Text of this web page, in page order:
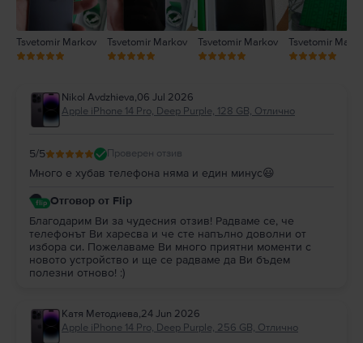
Tsvetomir Markov Tsvetomir Markov Tsvetomir Markov Tsvetomir
Nikol Avdzhieva,06 Jul 2026
Apple iPhone 14 Pro, Deep Purple, 128 GB, Отлично
5/5 Проверен отзив
Много е хубав телефона няма и един минус😃
Отговор от Flip
Благодарим Ви за чудесния отзив! Радваме се, че
телефонът Ви харесва и че сте напълно доволни от
избора си. Пожелаваме Ви много приятни моменти с
новото устройство и ще се радваме да Ви бъдем
полезни отново! :)
Катя Методиева,24 Jun 2026
Apple iPhone 14 Pro, Deep Purple, 256 GB, Отлично